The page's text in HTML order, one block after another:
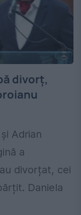
divorț,
Adrian
a
divorțat, cei
Daniela